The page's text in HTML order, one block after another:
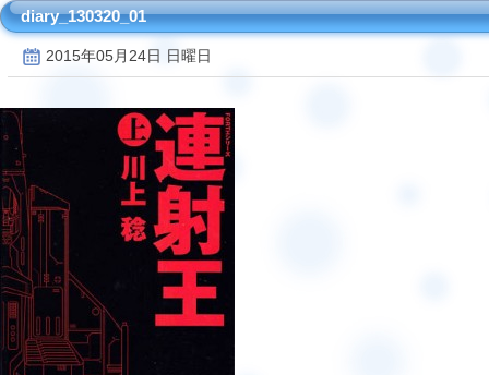
diary_130320_01
2015年05月24日 日曜日